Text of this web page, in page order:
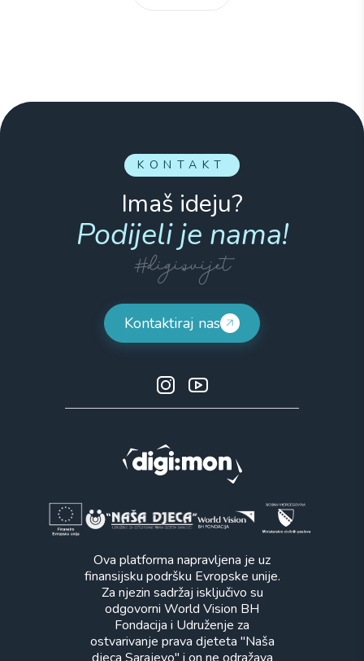
KONTAKT
Imaš ideju?
Podijeli je nama!
#digi:svijet
Kontaktiraj nas
Ova platforma napravljena je uz
finansijsku podršku Evropske unije.
Za njezin sadržaj isključivo su
odgovorni World Vision BH
Fondacija i Udruženje za
ostvarivanje prava djeteta "Naša